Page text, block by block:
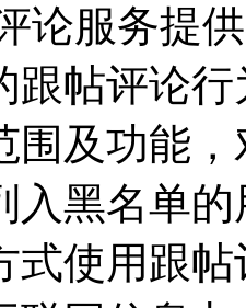
论服务提
跟帖评论
围及功能
入黑名单
式使用跟